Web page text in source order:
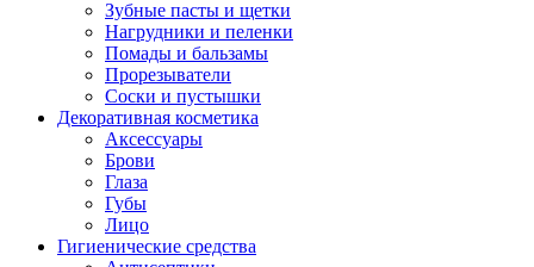
Зубные пасты и щетки
Нагрудники и пеленки
Помады и бальзамы
Прорезыватели
Соски и пустышки
Декоративная косметика
Аксессуары
Брови
Глаза
Губы
Лицо
Гигиенические средства